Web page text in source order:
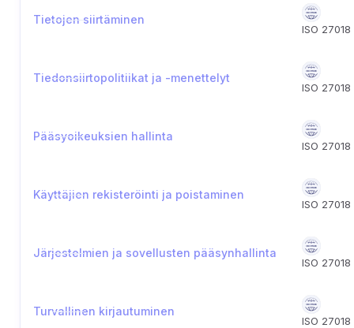
Tietojen siirtäminen
ISO 27018
Tiedonsiirtopolitiikat ja -menettelyt
ISO 27018
Pääsyoikeuksien hallinta
ISO 27018
Käyttäjien rekisteröinti ja poistaminen
ISO 27018
Järjestelmien ja sovellusten pääsynhallinta
ISO 27018
Turvallinen kirjautuminen
ISO 27018